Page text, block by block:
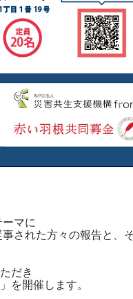
マに
された方々の報告と、
だき
を開催します。